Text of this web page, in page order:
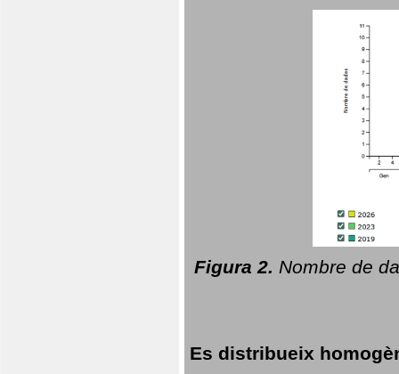
Figura 2. Nombre de
Es distribueix